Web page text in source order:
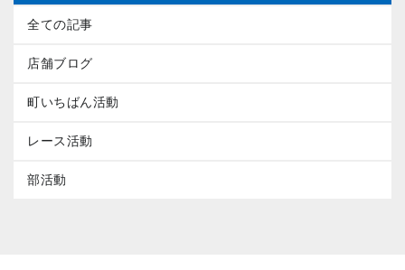
全ての記事
店舗ブログ
町いちばん活動
レース活動
部活動